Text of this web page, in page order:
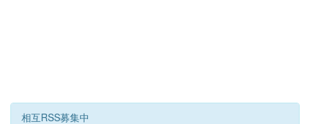
相互RSS募集中